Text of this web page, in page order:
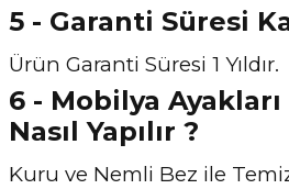
5 - Garanti Süresi
Ürün Garanti Süresi 1 Yıldır.
6 - Mobilya
Nasıl Yapılır ?
Kuru ve Nemli Bez ile